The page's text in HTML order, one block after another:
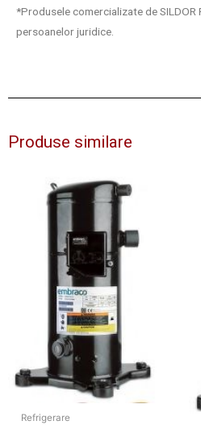
*Produsele comercializate de SILDOR
persoanelor juridice.
Produse similare
Refrigerare